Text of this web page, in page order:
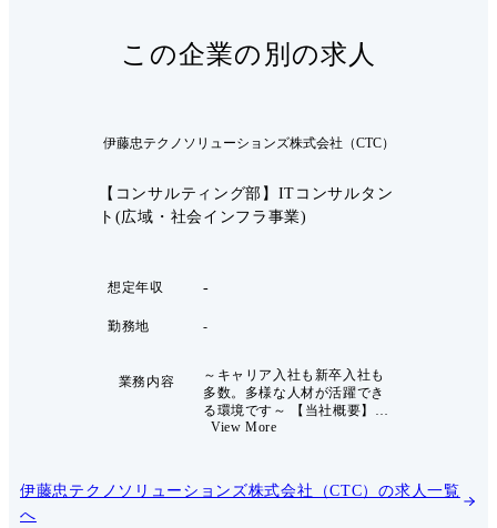
この企業の別の求人
伊藤忠テクノソリューションズ株式会社（CTC）
【コンサルティング部】ITコンサルタン
ト(広域・社会インフラ事業)
想定年収 -
勤務地 -
業務内容
～キャリア入社も新卒入社も
多数。多様な人材が活躍でき
る環境です～ 【当社概要】
当社は情報通信業界、金融業
表企業約8,000社、ならびに
官公庁を顧客に持つ大手SIer
View More
伊藤忠テクノソリューションズ株式会社（CTC）の求人一覧
へ